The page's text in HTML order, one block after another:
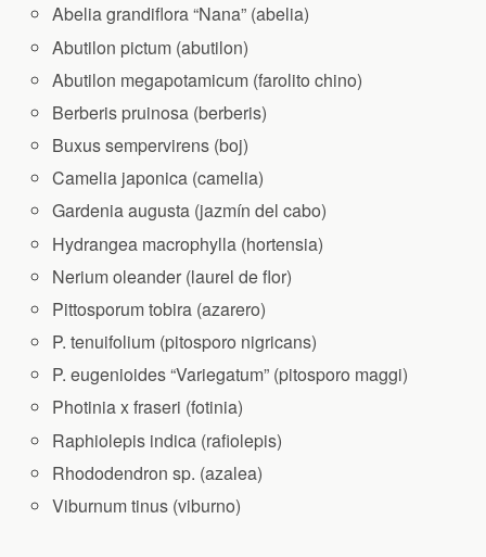
Abelia grandiflora “Nana” (abelia)
Abutilon pictum (abutilon)
Abutilon megapotamicum (farolito chino)
Berberis pruinosa (berberis)
Buxus sempervirens (boj)
Camelia japonica (camelia)
Gardenia augusta (jazmín del cabo)
Hydrangea macrophylla (hortensia)
Nerium oleander (laurel de flor)
Pittosporum tobira (azarero)
P. tenuifolium (pitosporo nigricans)
P. eugenioides “Variegatum” (pitosporo maggi)
Photinia x fraseri (fotinia)
Raphiolepis indica (rafiolepis)
Rhododendron sp. (azalea)
Viburnum tinus (viburno)